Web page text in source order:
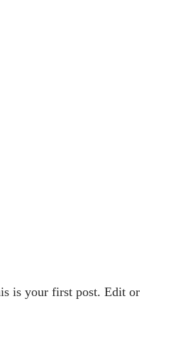
is your first post. Edit or